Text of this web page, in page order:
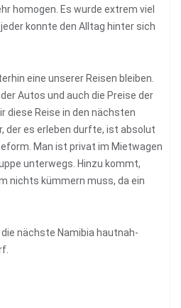
homogen. Es wurde extrem viel
konnte den Alltag hinter sich
eine unserer Reisen bleiben.
Autos und auch die Preise der
diese Reise in den nächsten
der es erleben durfte, ist absolut
Man ist privat im Mietwagen
unterwegs. Hinzu kommt,
nichts kümmern muss, da ein
nächste Namibia hautnah-